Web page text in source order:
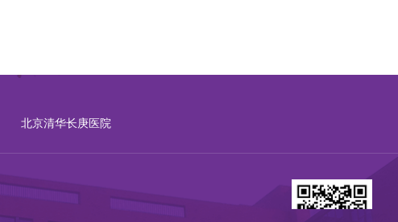
北京清华长庚医院